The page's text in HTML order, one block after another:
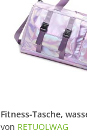
von RETUOLWAG